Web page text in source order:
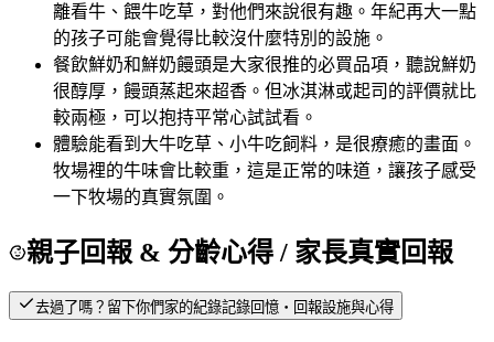
離看牛、餵牛吃草，對他們來說很有趣。年紀再大一點
的孩子可能會覺得比較沒什麼特別的設施。
餐飲鮮奶和鮮奶饅頭是大家很推的必買品項，聽說鮮奶
很醇厚，饅頭蒸起來超香。但冰淇淋或起司的評價就比
較兩極，可以抱持平常心試試看。
體驗能看到大牛吃草、小牛吃飼料，是很療癒的畫面。
牧場裡的牛味會比較重，這是正常的味道，讓孩子感受
一下牧場的真實氛圍。
親子回報 & 分齡心得 / 家長真實回報
去過了嗎？留下你們家的紀錄記錄回憶・回報設施與心得